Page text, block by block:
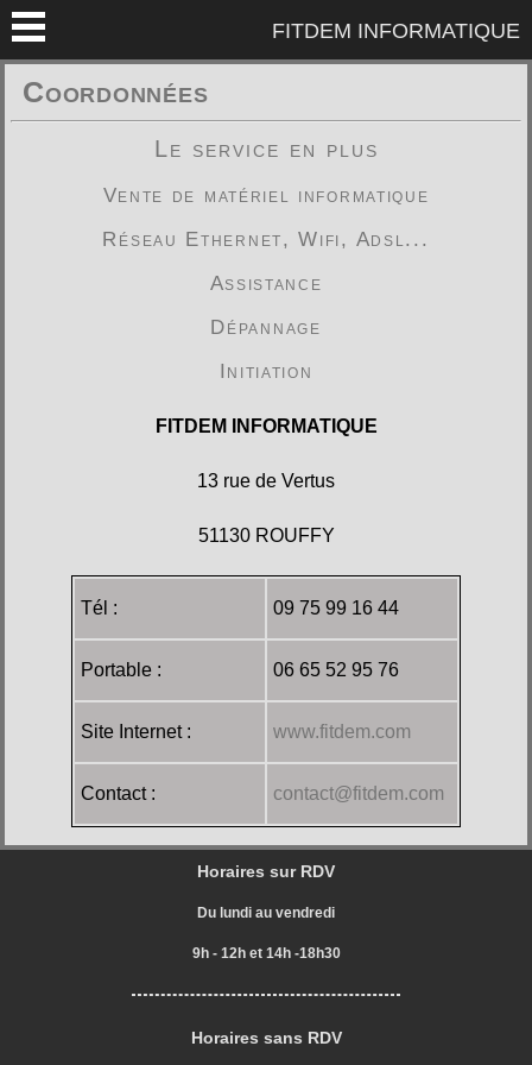
FITDEM INFORMATIQUE
Coordonnées
Le service en plus
Vente de matériel informatique
Réseau Ethernet, Wifi, Adsl...
Assistance
Dépannage
Initiation
FITDEM INFORMATIQUE
13 rue de Vertus
51130 ROUFFY
Tél : 09 75 99 16 44
Portable : 06 65 52 95 76
Site Internet : www.fitdem.com
Contact : contact@fitdem.com
Horaires sur RDV
Du lundi au vendredi
9h - 12h et 14h -18h30
Horaires sans RDV